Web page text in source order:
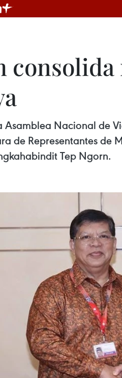
Asamblea Nacional de
de Representantes de
Tep Ngorn.